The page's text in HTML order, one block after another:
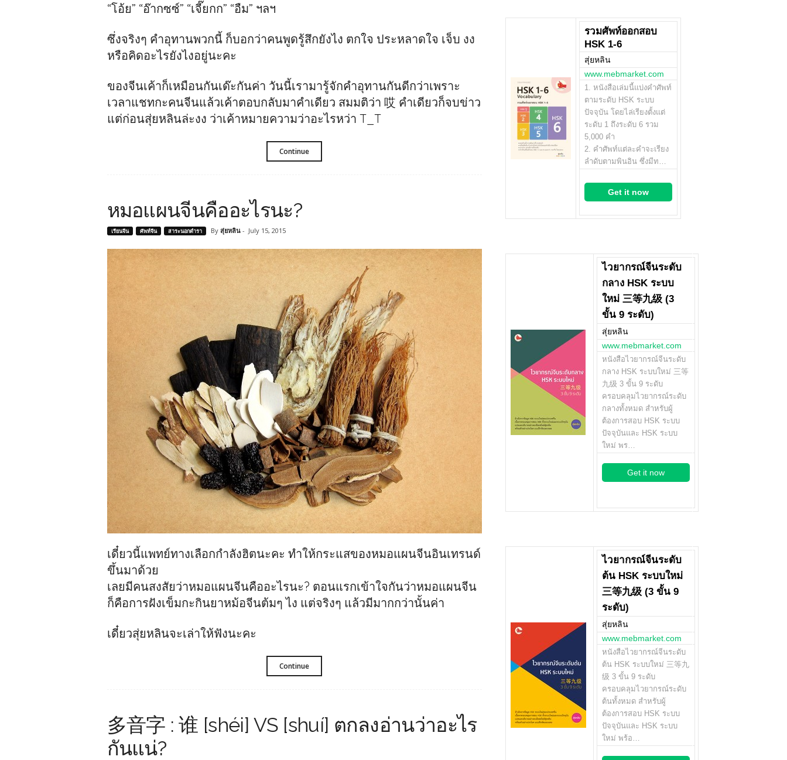
“โอ้ย” “อ๊ากซซ์” “เจี๊ยกก” “อืม” ฯลฯ
ซึ่งจริงๆ คำอุทานพวกนี้ ก็บอกว่าคนพูดรู้สึกยังไง ตกใจ ประหลาดใจ เจ็บ งง
หรือคิดอะไรยังไงอยู่นะคะ
ของจีนเค้าก็เหมือนกันเด๊ะกันค่า วันนี้เรามารู้จักคำอุทานกันดีกว่าเพราะ
เวลาแชทกะคนจีนแล้วเค้าตอบกลับมาคำเดียว สมมติว่า 哎 คำเดียวก็จบข่าว
แต่ก่อนสุ่ยหลินล่ะงง ว่าเค้าหมายความว่าอะไรหว่า T_T
Continue
หมอแผนจีนคืออะไรนะ?
เรียนจีน ศัพท์จีน สาระนอกตำรา By สุ่ยหลิน- July 15, 2015
เดี๋ยวนี้แพทย์ทางเลือกกำลังฮิตนะคะ ทำให้กระแสของหมอแผนจีนอินเทรนด์
ขึ้นมาด้วย
เลยมีคนสงสัยว่าหมอแผนจีนคืออะไรนะ? ตอนแรกเข้าใจกันว่าหมอแผนจีน
ก็คือการฝังเข็มกะกินยาหม้อจีนต้มๆ ไง แต่จริงๆ แล้วมีมากกว่านั้นค่า
เดี๋ยวสุ่ยหลินจะเล่าให้ฟังนะคะ
Continue
多音字 : 谁 [shéi] VS [shuí] ตกลงอ่านว่าอะไร
กันแน่?
รวมศัพท์ออกสอบ
HSK 1-6
สุ่ยหลิน
www.mebmarket.com
1. หนังสือเล่มนี้แบ่งคำศัพท์
ตามระดับ HSK ระบบ
ปัจจุบัน โดยไล่เรียงตั้งแต่
ระดับ 1 ถึงระดับ 6 รวม
5,000 คำ
2. คำศัพท์แต่ละคำจะเรียง
ลำดับตามพินอิน ซึ่งมีท…
Get it now
ไวยากรณ์จีนระดับ
กลาง HSK ระบบ
ใหม่ 三等九级 (3
ขั้น 9 ระดับ)
สุ่ยหลิน
www.mebmarket.com
หนังสือไวยากรณ์จีนระดับ
กลาง HSK ระบบใหม่ 三等
九级 3 ขั้น 9 ระดับ
ครอบคลุมไวยากรณ์ระดับ
กลางทั้งหมด สำหรับผู้
ต้องการสอบ HSK ระบบ
ปัจจุบันและ HSK ระบบ
ใหม่ พร…
Get it now
ไวยากรณ์จีนระดับ
ต้น HSK ระบบใหม่
三等九级 (3 ขั้น 9
ระดับ)
สุ่ยหลิน
www.mebmarket.com
หนังสือไวยากรณ์จีนระดับ
ต้น HSK ระบบใหม่ 三等九
级 3 ขั้น 9 ระดับ
ครอบคลุมไวยากรณ์ระดับ
ต้นทั้งหมด สำหรับผู้
ต้องการสอบ HSK ระบบ
ปัจจุบันและ HSK ระบบ
ใหม่ พร้อ…